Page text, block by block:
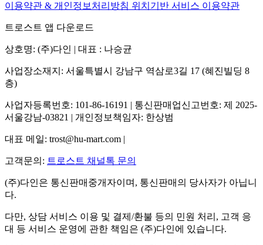
이용약관 & 개인정보처리방침 위치기반 서비스 이용약관
트로스트 앱 다운로드
상호명: (주)다인 | 대표 : 나승균
사업장소재지: 서울특별시 강남구 역삼로3길 17 (혜진빌딩 8
층)
사업자등록번호: 101-86-16191 | 통신판매업신고번호: 제 2025-
서울강남-03821 | 개인정보책임자: 한상범
대표 메일: trost@hu-mart.com |
고객문의: 트로스트 채널톡 문의
(주)다인은 통신판매중개자이며, 통신판매의 당사자가 아닙니
다.
다만, 상담 서비스 이용 및 결제/환불 등의 민원 처리, 고객 응
대 등 서비스 운영에 관한 책임은 (주)다인에 있습니다.